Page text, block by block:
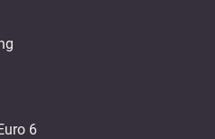
6